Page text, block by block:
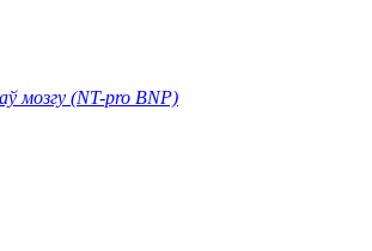
мозгу (NT-pro BNP)